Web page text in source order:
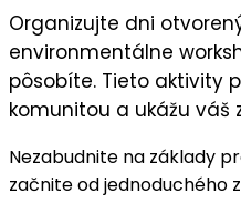
Organizujte dni
environmentálne
pôsobíte. Tieto aktivity
komunitou a ukážu váš
Nezabudnite na základy
začnite od jednoduchého